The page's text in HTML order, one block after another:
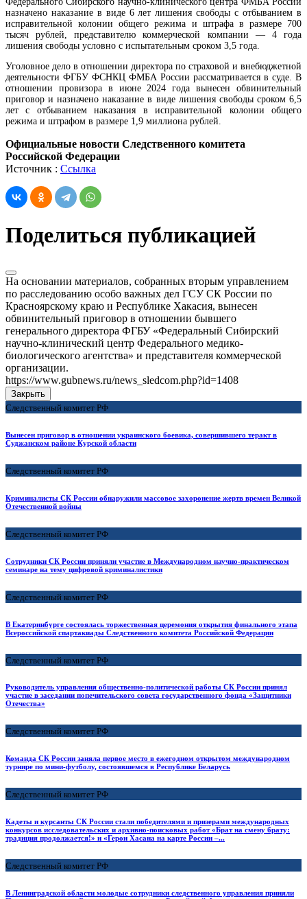
назначено наказание в виде 6 лет лишения свободы с отбыванием в
исправительной колонии общего режима и штрафа в размере 700
тысяч рублей, представителю коммерческой компании — 4 года
лишения свободы условно с испытательным сроком 3,5 года.
Уголовное дело в отношении директора по страховой и внебюджетной
деятельности ФГБУ ФСНКЦ ФМБА России рассматривается в суде. В
отношении провизора в июне 2024 года вынесен обвинительный
приговор и назначено наказание в виде лишения свободы сроком 6,5
лет с отбыванием наказания в исправительной колонии общего
режима и штрафом в размере 1,9 миллиона рублей.
Официальные новости Следственного комитета
Российской Федерации
Источник : Ссылка
Поделиться публикацией
На основании материалов, собранных вторым управлением
по расследованию особо важных дел ГСУ СК России по
Красноярскому краю и Республике Хакасия, вынесен
обвинительный приговор в отношении бывшего
генерального директора ФГБУ «Федеральный Сибирский
научно-клинический центр Федерального медико-
биологического агентства» и представителя коммерческой
организации.
https://www.gubnews.ru/news_sledcom.php?id=1408
Закрыть
Следственный комитет РФ
Вынесен приговор в отношении украинского боевика, совершившего теракт в
Суджанском районе Курской области
Следственный комитет РФ
Криминалисты СК России обнаружили массовое захоронение жертв времен Великой
Отечественной войны
Следственный комитет РФ
Сотрудники СК России приняли участие в Международном научно-практическом
семинаре на тему цифровой криминалистики
Следственный комитет РФ
В Екатеринбурге состоялась торжественная церемония открытия финального этапа
Всероссийской спартакиады Следственного комитета Российской Федерации
Следственный комитет РФ
Руководитель управления общественно-политической работы СК России принял
участие в заседании попечительского совета государственного фонда «Защитники
Отечества»
Следственный комитет РФ
Команда СК России заняла первое место в ежегодном открытом международном
турнире по мини-футболу, состоявшемся в Республике Беларусь
Следственный комитет РФ
Кадеты и курсанты СК России стали победителями и призерами международных
конкурсов исследовательских и архивно-поисковых работ «Брат на смену брату:
традиция продолжается!» и «Герои Хасана на карте России –...
Следственный комитет РФ
В Ленинградской области молодые сотрудники следственного управления приняли